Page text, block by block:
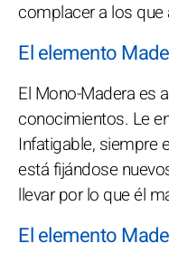
complacer a los que
El elemento
El Mono-Madera es
conocimientos. Le
Infatigable, siempre
está fijándose
llevar por lo que él
El elemento